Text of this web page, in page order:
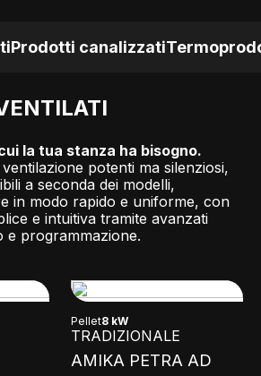
Prodotti canalizzati
la tua stanza ha bisogno.
potenti ma silenziosi,
a seconda dei modelli,
in modo rapido e uniforme, con
e intuitiva tramite avanzati
e programmazione.
Pellet8 kW
TRADIZIONALE
AMIKA PETRA AD